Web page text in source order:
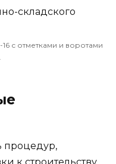
с отметками и воротами
процедур,
к строительству